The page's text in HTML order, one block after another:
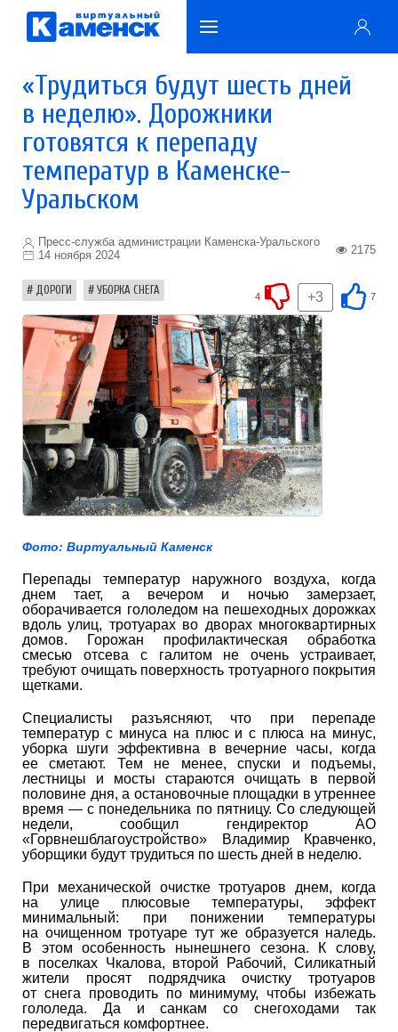
«Трудиться будут шесть дней
в неделю». Дорожники
готовятся к перепаду
температур в Каменске-
Уральском
Пресс-служба администрации Каменска-Уральского
14 ноября 2024
2175
ДОРОГИ УБОРКА СНЕГА 7
+3
4
Фото: Виртуальный Каменск
Перепады температур наружного воздуха, когда
днем тает, а вечером и ночью замерзает,
оборачивается гололедом на пешеходных дорожках
вдоль улиц, тротуарах во дворах многоквартирных
домов. Горожан профилактическая обработка
смесью отсева с галитом не очень устраивает,
требуют очищать поверхность тротуарного покрытия
щетками.
Специалисты разъясняют, что при перепаде
температур с минуса на плюс и с плюса на минус,
уборка шуги эффективна в вечерние часы, когда
ее сметают. Тем не менее, спуски и подъемы,
лестницы и мосты стараются очищать в первой
половине дня, а остановочные площадки в утреннее
время — с понедельника по пятницу. Со следующей
недели, сообщил гендиректор АО
«Горвнешблагоустройство» Владимир Кравченко,
уборщики будут трудиться по шесть дней в неделю.
При механической очистке тротуаров днем, когда
на улице плюсовые температуры, эффект
минимальный: при понижении температуры
на очищенном тротуаре тут же образуется наледь.
В этом особенность нынешнего сезона. К слову,
в поселках Чкалова, второй Рабочий, Силикатный
жители просят подрядчика очистку тротуаров
от снега проводить по минимуму, чтобы избежать
гололеда. Да и санкам со снегоходами так
передвигаться комфортнее.